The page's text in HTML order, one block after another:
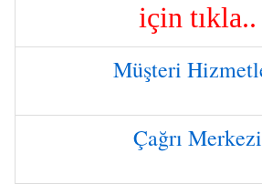
için tıkla..
Müşteri
Çağrı Merkezi